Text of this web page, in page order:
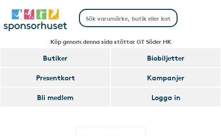
Köp genom denna sida stöttar GT Söder HK
Butiker
Biobiljetter
Presentkort
Kampanjer
Bli medlem
Logga in